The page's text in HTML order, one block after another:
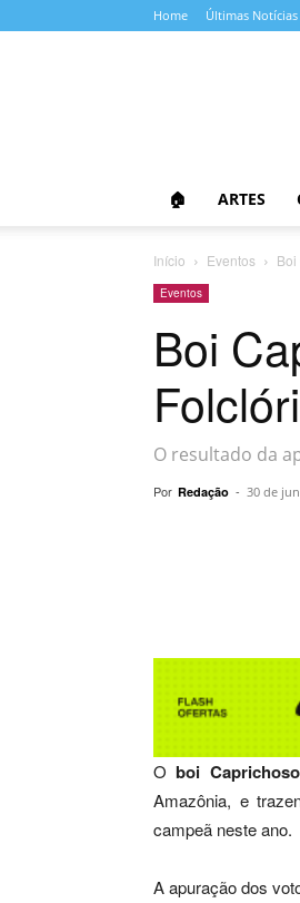
Home Últimas Notícias
🏠 ARTES
Início Eventos
Eventos
Boi
O resultado da
Por Redação - 30 de
Oboi Caprichoso
Amazônia, e
campeã neste ano.
A apuração dos